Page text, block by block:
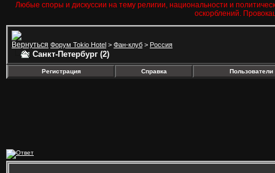
Любые споры и дискуссии на тему религии, национальности и
оскорблений.
Форум Tokio Hotel > Фан-клуб > Россия
Санкт-Петербург (2)
Регистрация Справка Пользователи